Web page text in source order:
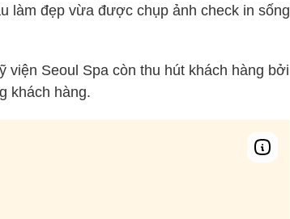
làm đẹp vừa được chụp ảnh check in sống
viện Seoul Spa còn thu hút khách hàng bởi
khách hàng.